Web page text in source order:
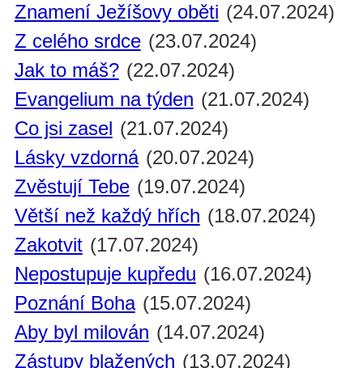
Znamení Ježíšovy oběti (24.07.2024)
Z celého srdce (23.07.2024)
Jak to máš? (22.07.2024)
Evangelium na týden (21.07.2024)
Co jsi zasel (21.07.2024)
Lásky vzdorná (20.07.2024)
Zvěstují Tebe (19.07.2024)
Větší než každý hřích (18.07.2024)
Zakotvit (17.07.2024)
Nepostupuje kupředu (16.07.2024)
Poznání Boha (15.07.2024)
Aby byl milován (14.07.2024)
Zástupy blažených (13.07.2024)